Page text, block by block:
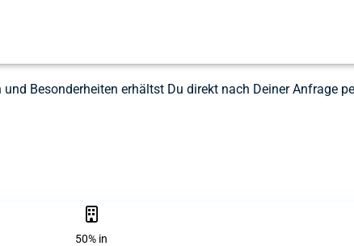
Besonderheiten erhältst Du direkt nach Deiner Anfrage
50% in